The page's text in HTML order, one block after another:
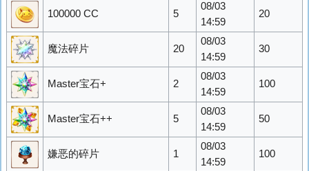
100000 CC 5
08/03
14:59
20
魔法碎片 20
08/03
14:59
30
Master宝石+ 2
08/03
14:59
100
Master宝石++ 5
08/03
14:59
50
嫌恶的碎片 1
08/03
14:59
100